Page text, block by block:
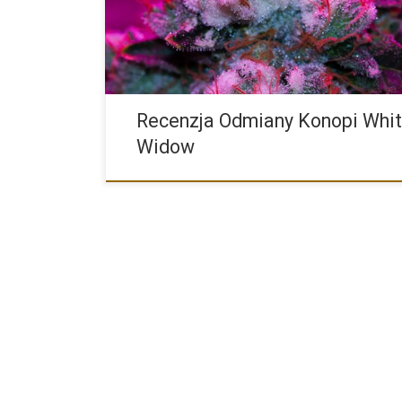
Recenzja Odmiany Konopi
Widow